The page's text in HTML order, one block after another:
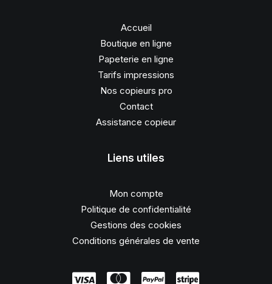
Accueil
Boutique en ligne
Papeterie en ligne
Tarifs impressions
Nos copieurs pro
Contact
Assistance copieur
Liens utiles
Mon compte
Politique de confidentialité
Gestions des cookies
Conditions générales de vente